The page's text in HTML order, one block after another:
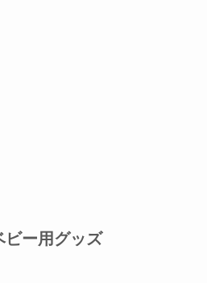
ビー用グッズ